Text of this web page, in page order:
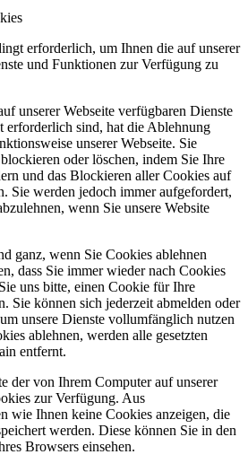
erforderlich, um Ihnen die auf unserer
und Funktionen zur Verfügung zu
unserer Webseite verfügbaren Dienste
erforderlich sind, hat die Ablehnung
unserer Webseite. Sie
oder löschen, indem Sie Ihre
und das Blockieren aller Cookies auf
Sie werden jedoch immer aufgefordert,
wenn Sie unsere Website
ganz, wenn Sie Cookies ablehnen
dass Sie immer wieder nach Cookies
uns bitte, einen Cookie für Ihre
Sie können sich jederzeit abmelden oder
unsere Dienste vollumfänglich nutzen
ablehnen, werden alle gesetzten
entfernt.
der von Ihrem Computer auf unserer
zur Verfügung. Aus
wie Ihnen keine Cookies anzeigen, die
werden. Diese können Sie in den
Browsers einsehen.